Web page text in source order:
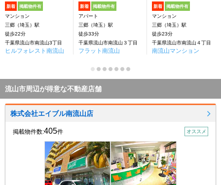
新着 掲載物件有
マンション
三郷（埼玉）駅
徒歩22分
千葉県流山市南流山3丁目
ヒルフォレスト南流山
新着 掲載物件有
アパート
三郷（埼玉）駅
徒歩33分
千葉県流山市南流山３丁目
フラット南流山
新着 掲載物件有
マンション
三郷（埼玉）駅
徒歩23分
千葉県流山市南流山４丁目
南流山マンション
流山市周辺が得意な不動産店舗
株式会社エイブル南流山店
掲載物件数:405件 オススメ